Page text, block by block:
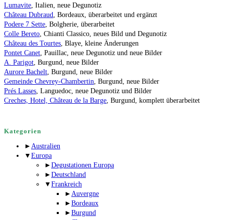
Lumavite, Italien, neue Degunotiz
Château Dubraud, Bordeaux, überarbeitet und ergänzt
Podere 7 Sette, Bolgherie, überarbeitet
Colle Bereto, Chianti Classico, neues Bild und Degunotiz
Château des Tourtes, Blaye, kleine Änderungen
Pontet Canet, Pauillac, neue Degunotiz und neue Bilder
A. Parigot, Burgund, neue Bilder
Aurore Bachelt, Burgund, neue Bilder
Gemeinde Chevrey-Chambertin, Burgund, neue Bilder
Prés Lasses, Languedoc, neue Degunotiz und Bilder
Creches, Hotel, Château de la Barge, Burgund, komplett überarbeitet
Kategorien
► Australien
▼ Europa
► Degustationen Europa
► Deutschland
▼ Frankreich
► Auvergne
► Bordeaux
► Burgund